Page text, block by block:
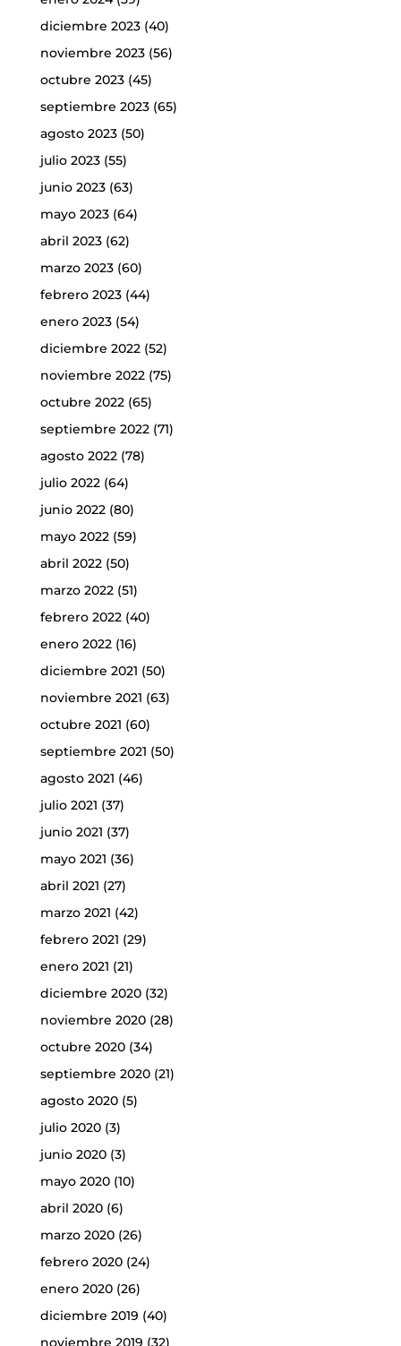
diciembre 2023(40)
noviembre 2023(56)
octubre 2023(45)
septiembre 2023(65)
agosto 2023(50)
julio 2023(55)
junio 2023(63)
mayo 2023(64)
abril 2023(62)
marzo 2023(60)
febrero 2023(44)
enero 2023(54)
diciembre 2022(52)
noviembre 2022(75)
octubre 2022(65)
septiembre 2022(71)
agosto 2022(78)
julio 2022(64)
junio 2022(80)
mayo 2022(59)
abril 2022(50)
marzo 2022(51)
febrero 2022(40)
enero 2022(16)
diciembre 2021 (50)
noviembre 2021 (63)
octubre 2021 (60)
septiembre 2021 (50)
agosto 2021 (46)
julio 2021 (37)
junio 2021 (37)
mayo 2021 (36)
abril 2021 (27)
marzo 2021 (42)
febrero 2021 (29)
enero 2021 (21)
diciembre 2020(32)
noviembre 2020(28)
octubre 2020(34)
septiembre 2020(21)
agosto 2020(5)
julio 2020(3)
junio 2020(3)
mayo 2020(10)
abril 2020(6)
marzo 2020(26)
febrero 2020(24)
enero 2020(26)
diciembre 2019 (40)
noviembre 2019 (32)